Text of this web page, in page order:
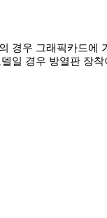
경우 그래픽카드
일 경우 방열판 장